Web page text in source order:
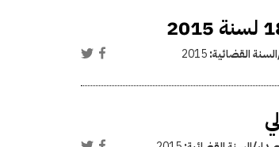
القضائية:2015